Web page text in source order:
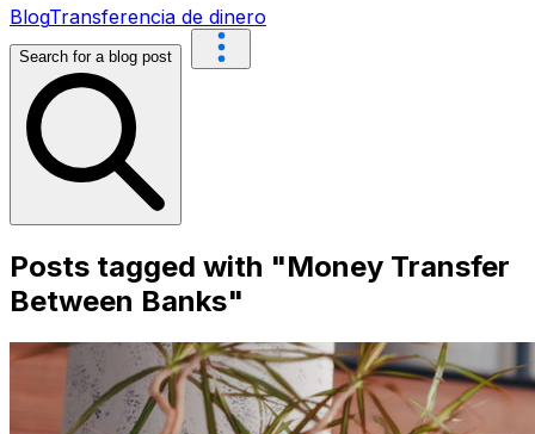
BlogTransferencia de dinero
Search for a blog post
Posts tagged with "Money Transfer
Between Banks"